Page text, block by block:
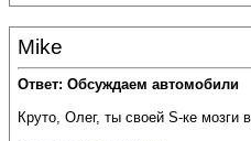
Mike
Ответ: Обсуждаем автомобили
Круто, Олег, ты своей S-ке мозги